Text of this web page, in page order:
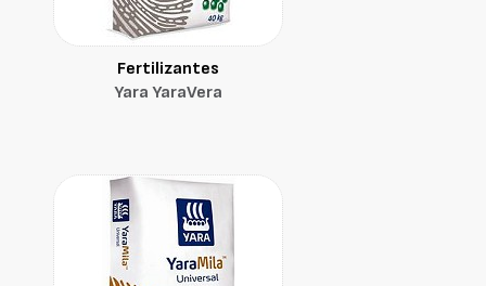
Fertilizantes
Yara YaraVera